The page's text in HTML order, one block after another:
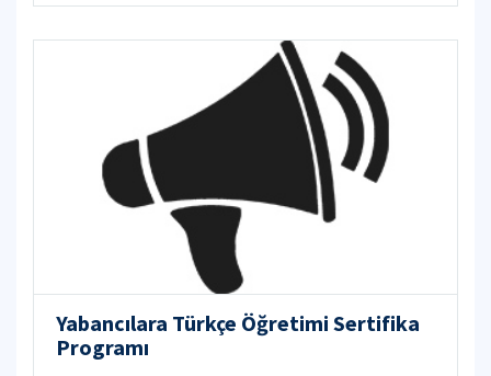
Yabancılara Türkçe Öğretimi Sertifika
Programı